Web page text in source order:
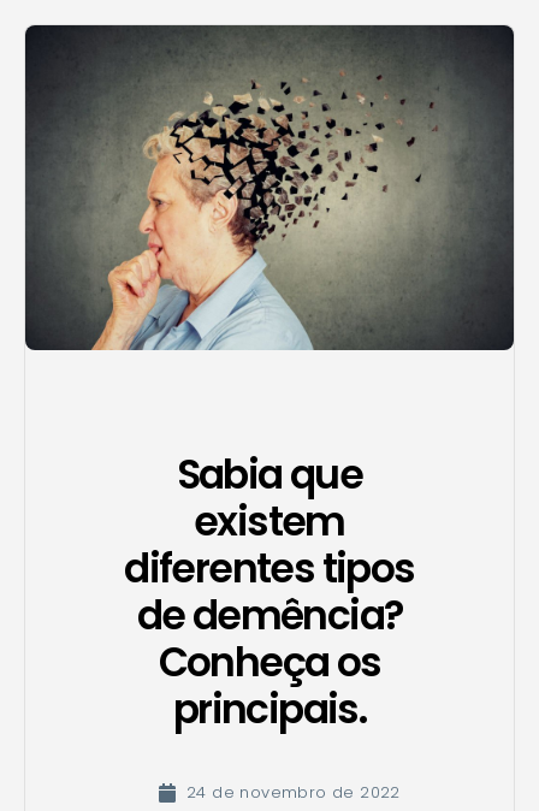
Agendar consulta
Sabia que
existem
diferentes tipos
de demência?
Conheça os
principais.
24 de novembro de 2022